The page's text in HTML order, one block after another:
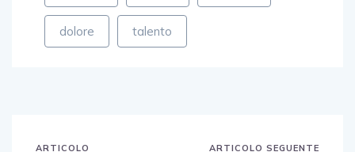
dolore talento
ARTICOLO
ARTICOLO SEGUENTE